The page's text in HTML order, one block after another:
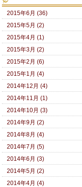
2015年6月 (36)
2015年5月 (2)
2015年4月 (1)
2015年3月 (2)
2015年2月 (6)
2015年1月 (4)
2014年12月 (4)
2014年11月 (1)
2014年10月 (3)
2014年9月 (2)
2014年8月 (4)
2014年7月 (5)
2014年6月 (3)
2014年5月 (2)
2014年4月 (4)